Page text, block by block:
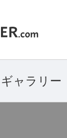
ギャラリー